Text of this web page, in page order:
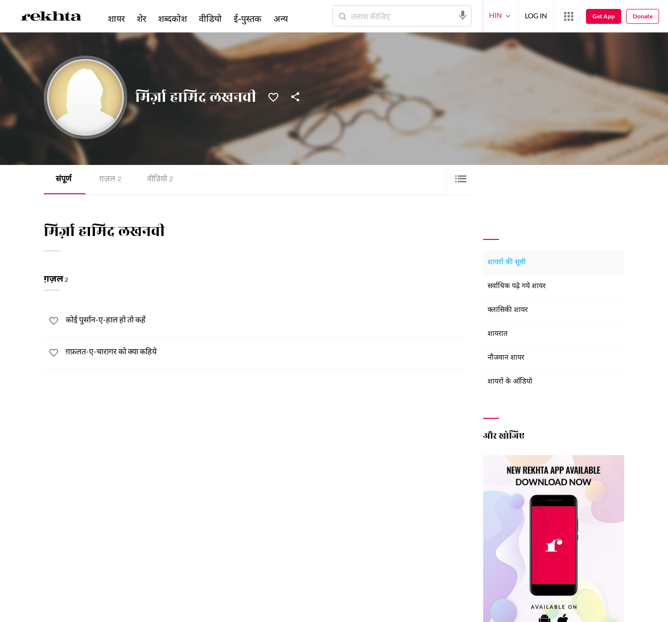
मिर्ज़ा हामिद लखनवी
संपूर्ण ग़ज़ल 2 वीडियो 2
मिर्ज़ा हामिद लखनवी
ग़ज़ल2
कोई पुर्सान-ए-हाल हो तो कहें
ग़फ़लत-ए-चारागर को क्या कहिये
शायरों की सूची
सर्वाधिक पढ़े गये शायर
क्लासिकी शायर
शायरात
नौजवान शायर
शायरों के ऑडियो
और खोजिए
शायर शेर शब्दकोश वीडियो ई-पुस्तक अन्य HIN LOG IN Get App Donate